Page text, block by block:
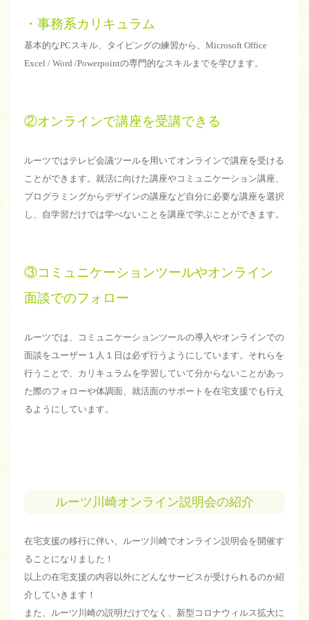
・事務系カリキュラム
基本的なPCスキル、タイピングの練習から、Microsoft Office
Excel / Word /Powerpointの専門的なスキルまでを学びます。
②オンラインで講座を受講できる
ルーツではテレビ会議ツールを用いてオンラインで講座を受ける
ことができます。就活に向けた講座やコミュニケーション講座、
プログラミングからデザインの講座など自分に必要な講座を選択
し、自学習だけでは学べないことを講座で学ぶことができます。
③コミュニケーションツールやオンライン
面談でのフォロー
ルーツでは、コミュニケーションツールの導入やオンラインでの
面談をユーザー１人１日は必ず行うようにしています。それらを
行うことで、カリキュラムを学習していて分からないことがあっ
た際のフォローや体調面、就活面のサポートを在宅支援でも行え
るようにしています。
ルーツ川崎オンライン説明会の紹介
在宅支援の移行に伴い、ルーツ川崎でオンライン説明会を開催す
ることになりました！
以上の在宅支援の内容以外にどんなサービスが受けられるのか紹
介していきます！
また、ルーツ川崎の説明だけでなく、新型コロナウィルス拡大に